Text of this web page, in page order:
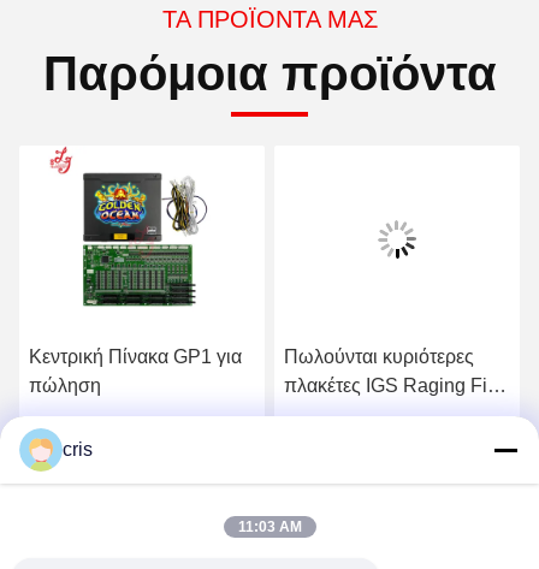
ΤΑ ΠΡΟΪΌΝΤΑ ΜΑΣ
Παρόμοια προϊόντα
Κεντρική Πίνακα GP1 για
πώληση
Πάρτε την καλύτερη τιμή
Πωλούνται κυριότερες
πλακέτες IGS Raging Fire
GP1.
Πάρτε την καλύτερη τιμή
cris
11:03 AM